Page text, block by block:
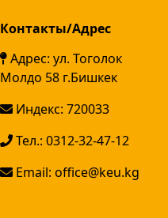
Контакты/Адрес
Адрес: ул. Тоголок
Молдо 58 г.Бишкек
Индекс: 720033
Тел.: 0312-32-47-12
Email: office@keu.kg